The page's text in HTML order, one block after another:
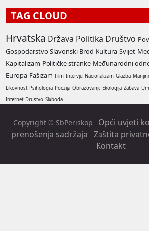
TAG CLOUD
Hrvatska Država Politika Društvo
Gospodarstvo Slavonski Brod Kultura Svijet
Kapitalizam Političke stranke Međunarodni
Europa Fašizam Film Intervju Nacionalizam Glazba
Likovnost Psihologija Poezija Obrazovanje Ekologija Zabava
Internet Drustvo Sloboda
Copyright © SbPeriskop Opći uvjeti
prenošenja sadržaja Zaštita
Kontakt